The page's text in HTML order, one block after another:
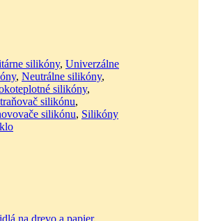
silikóny, Univerzálne
, Neutrálne silikóny,
silikóny,
silikónu,
silikónu, Silikóny
na drevo a papier,